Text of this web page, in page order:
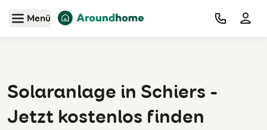
Zum Hauptinhalt
Menü
Solaranlage in Schiers -
Jetzt kostenlos finden